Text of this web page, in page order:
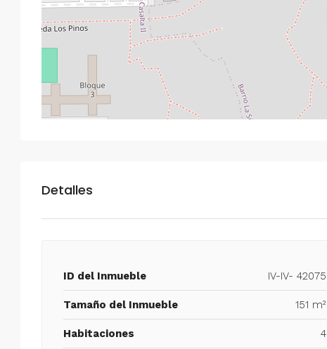
Detalles
ID del Inmueble IV-IV- 42075
Tamaño del Inmueble 151 m²
Habitaciones 4